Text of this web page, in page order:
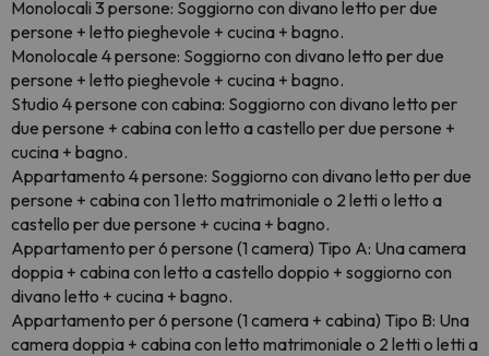
Monolocali 3 persone: Soggiorno con divano letto per due
persone + letto pieghevole + cucina + bagno.
Monolocale 4 persone: Soggiorno con divano letto per due
persone + letto pieghevole + cucina + bagno.
Studio 4 persone con cabina: Soggiorno con divano letto per
due persone + cabina con letto a castello per due persone +
cucina + bagno.
Appartamento 4 persone: Soggiorno con divano letto per due
persone + cabina con 1 letto matrimoniale o 2 letti o letto a
castello per due persone + cucina + bagno.
Appartamento per 6 persone (1 camera) Tipo A: Una camera
doppia + cabina con letto a castello doppio + soggiorno con
divano letto + cucina + bagno.
Appartamento per 6 persone (1 camera + cabina) Tipo B: Una
camera doppia + cabina con letto matrimoniale o 2 letti o letti a